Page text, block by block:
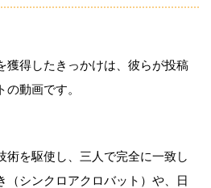
獲得したきっかけは、彼らが投稿
動画です。
術を駆使し、三人で完全に一致し
（シンクロアクロバット）や、日